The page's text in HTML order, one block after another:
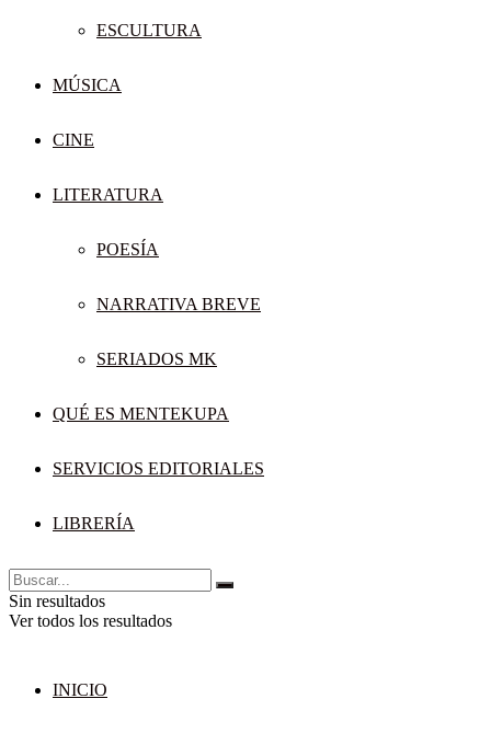
ESCULTURA
MÚSICA
CINE
LITERATURA
POESÍA
NARRATIVA BREVE
SERIADOS MK
QUÉ ES MENTEKUPA
SERVICIOS EDITORIALES
LIBRERÍA
Sin resultados
Ver todos los resultados
INICIO